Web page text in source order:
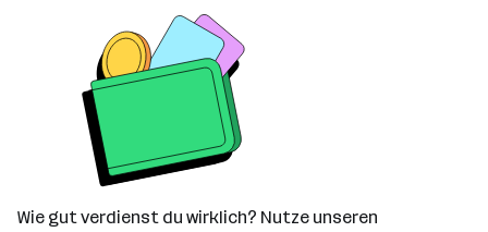
Wie gut verdienst du wirklich? Nutze unseren